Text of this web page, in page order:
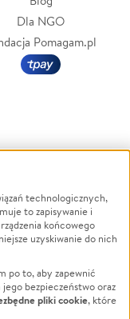
Dla NGO
Pomagam.pl
Powódź
Wichura
NGO
Edukacja
Podróż
technologicznych,
to zapisywanie i
końcowego
uzyskiwanie do nich
po to, aby zapewnić
jego bezpieczeństwo oraz
pliki cookie, które